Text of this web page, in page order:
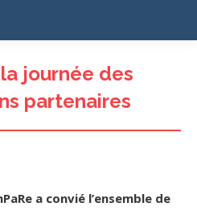
journée des
partenaires
a convié l’ensemble de